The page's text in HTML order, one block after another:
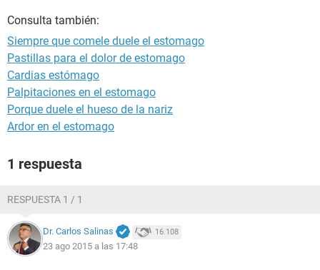
estado mucho tiempo "abierta" y eso influye en la aderencia,
Y que no hay solucion si no se vuelve a intervenir, pero con el
consiguiente problema de que cada vez que la abran mas
aderencia va a tener.
ella esta desesperada y los de alrrededor os lo podeis
imaginar.
yo pregunto, hay alguna prueba que se pueda realizar para
ver si es aderencia o alguna medicacion para dicho tema?
Un saludo
Consulta también:
Siempre que comele duele el estomago
Pastillas para el dolor de estomago
Cardias estómago
Palpitaciones en el estomago
Porque duele el hueso de la nariz
Ardor en el estomago
1 respuesta
RESPUESTA 1 / 1
Dr. Carlos Salinas 16.108
23 ago 2015 a las 17:48